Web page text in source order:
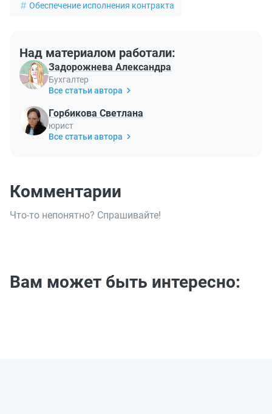
Обеспечение исполнения контракта
Над материалом работали:
Задорожнева Александра
Бухгалтер
Все статьи автора
Горбикова Светлана
юрист
Все статьи автора
Комментарии
Что-то непонятно? Спрашивайте!
Вам может быть интересно: